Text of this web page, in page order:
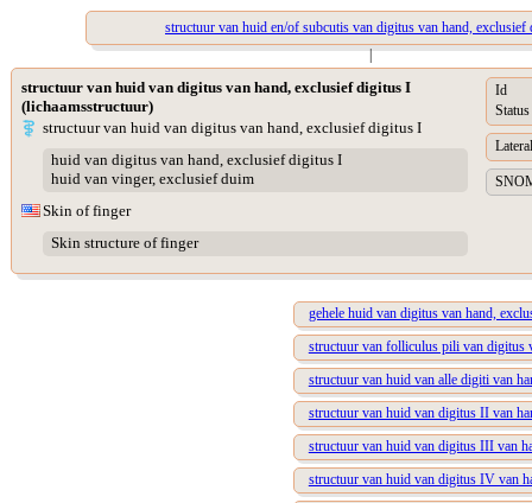
structuur van huid en/of subcutis van digitus van hand, exclusief
|
structuur van huid van digitus van hand, exclusief digitus I
(lichaamsstructuur)
structuur van huid van digitus van hand, exclusief digitus I
huid van digitus van hand, exclusief digitus I
huid van vinger, exclusief duim
Skin of finger
Skin structure of finger
Id
Status
gehele huid van digitus van hand,
structuur van folliculus pili van digitus
structuur van huid van alle digiti van
structuur van huid van digitus II van
structuur van huid van digitus III van
structuur van huid van digitus IV van